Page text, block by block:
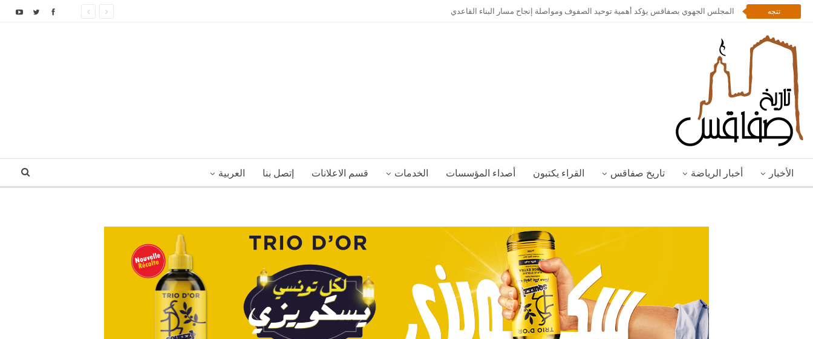
تتجه المجلس الجهوي بصفاقس يؤكد أهمية توحيد الصفوف ومواصلة إنجاح مسار البناء القاعدي
الأخبار أخبار الرياضة تاريخ صفاقس القراء يكتبون أصداء المؤسسات الخدمات قسم الاعلانات إتصل بنا العربية